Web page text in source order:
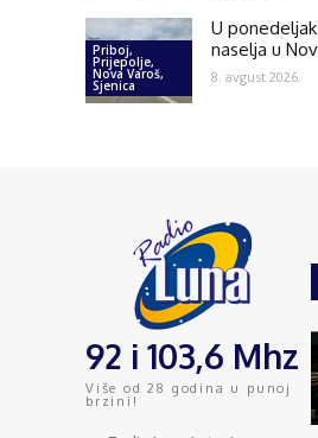
Priboj,
Prijepolje,
Nova Varoš,
Sjenica
U
naselja u
8. avgust 2026.
92 i 103,6 Mhz
Više od 28 godina u punoj
brzini!